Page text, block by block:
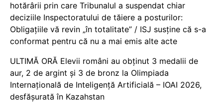
hotărârii prin care Tribunalul a suspendat chiar
deciziile Inspectoratului de tăiere a posturilor:
Obligațiile vă revin „în totalitate” / ISJ susține că s-a
conformat pentru că nu a mai emis alte acte
ULTIMĂ ORĂ Elevii români au obținut 3 medalii de
aur, 2 de argint și 3 de bronz la Olimpiada
Internațională de Inteligență Artificială – IOAI 2026,
desfășurată în Kazahstan